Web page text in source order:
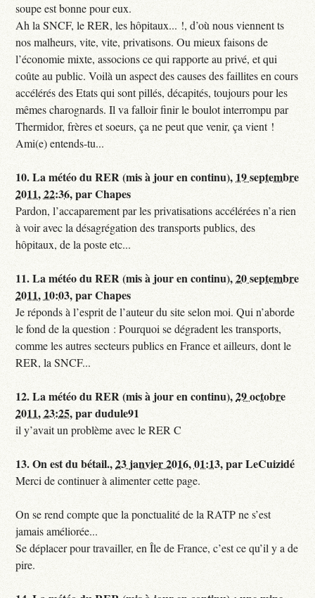
soupe est bonne pour eux.
Ah la SNCF, le RER, les hôpitaux... !, d’où nous viennent ts
nos malheurs, vite, vite, privatisons. Ou mieux faisons de
l’économie mixte, associons ce qui rapporte au privé, et qui
coûte au public. Voilà un aspect des causes des faillites en cours
accélérés des Etats qui sont pillés, décapités, toujours pour les
mêmes charognards. Il va falloir finir le boulot interrompu par
Thermidor, frères et soeurs, ça ne peut que venir, ça vient !
Ami(e) entends-tu...
10.La météo du RER (mis à jour en continu), 19 septembre
2011, 22:36,parChapes
Pardon, l’accaparement par les privatisations accélérées n’a rien
à voir avec la désagrégation des transports publics, des
hôpitaux, de la poste etc...
11.La météo du RER (mis à jour en continu),20 septembre
2011, 10:03,parChapes
Je réponds à l’esprit de l’auteur du site selon moi. Qui n’aborde
le fond de la question : Pourquoi se dégradent les transports,
comme les autres secteurs publics en France et ailleurs, dont le
RER, la SNCF...
12.La météo du RER (mis à jour en continu),29 octobre
2011, 23:25,pardudule91
il y’avait un problème avec le RER C
13.On est du bétail.,23 janvier 2016, 01:13,parLeCuizidé
Merci de continuer à alimenter cette page.
On se rend compte que la ponctualité de la RATP ne s’est
jamais améliorée...
Se déplacer pour travailler, en Île de France, c’est ce qu’il y a de
pire.